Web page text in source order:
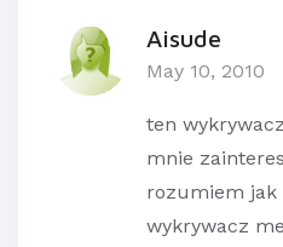
Aisude
May 10, 2010
ten
mnie
rozumiem jak
wykrywacz